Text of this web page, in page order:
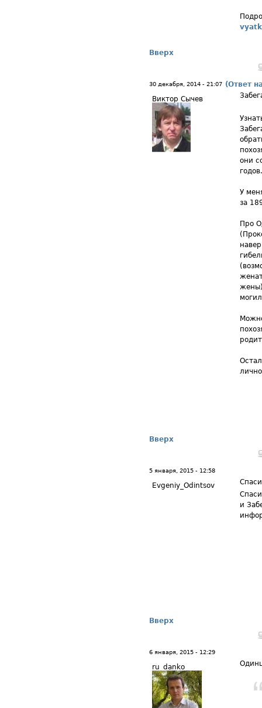
Вверх
30 декабря, 2014 - 21:07 (Ответ
Виктор Сычев
они
годов.
У
за
Про
Вверх
5 января, 2015 - 12:58
Evgeniy_Odintsov
и
Вверх
6 января, 2015 - 12:29
ru_danko